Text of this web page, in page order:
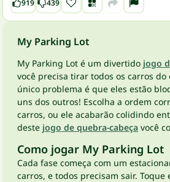
919 439
My Parking Lot
My Parking Lot é um divertido jogo
você precisa tirar todos os carros do
único problema é que eles estão
uns dos outros! Escolha a ordem
carros, ou ele acabarão colidindo
deste jogo de quebra-cabeça você
Como jogar My Parking Lot
Cada fase começa com um
carros, e todos precisam sair. Toque